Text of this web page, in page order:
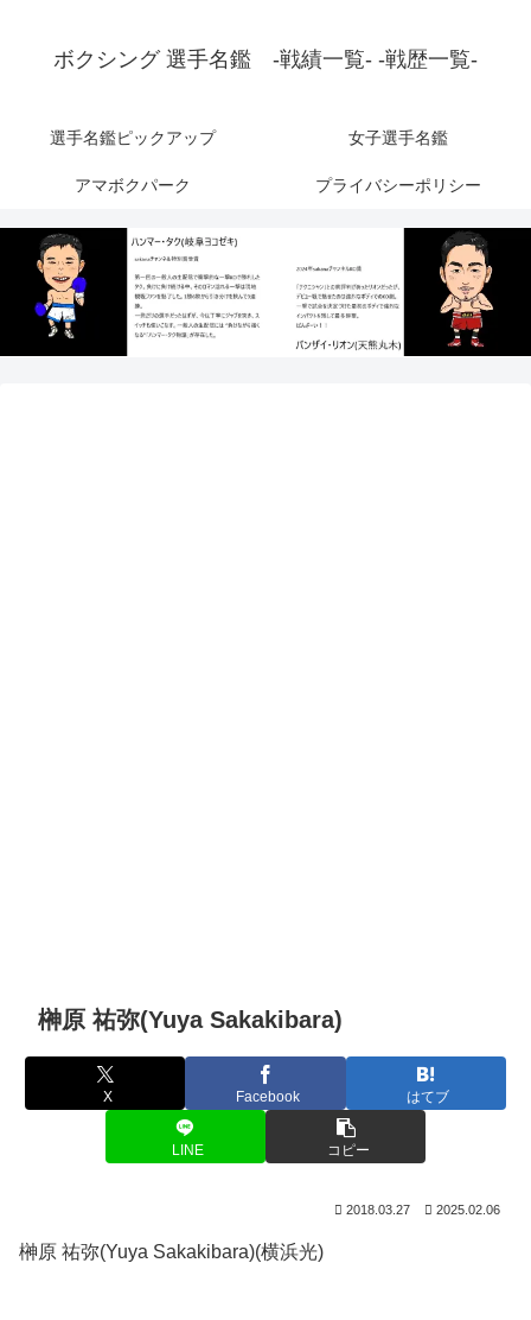
ボクシング 選手名鑑 -戦績一覧- -戦歴一覧-
選手名鑑ピックアップ 女子選手名鑑
アマボクパーク プライバシーポリシー
榊原 祐弥(Yuya Sakakibara)
X Facebook はてブ
LINE コピー
2018.03.27 2025.02.06
榊原 祐弥(Yuya Sakakibara)(横浜光)